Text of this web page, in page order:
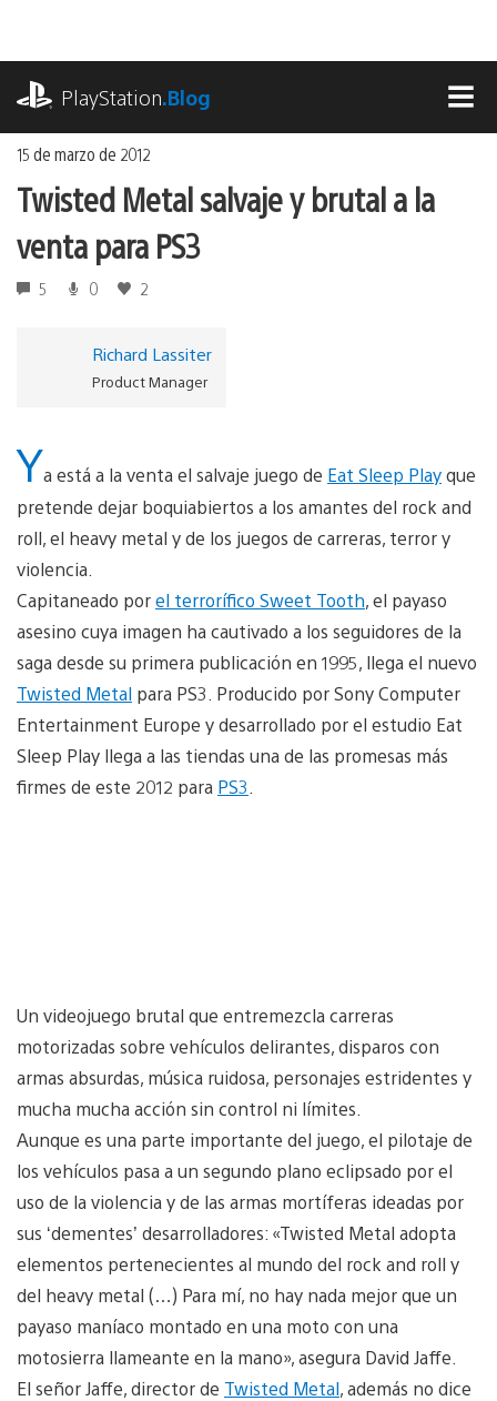
contenido
PlayStation.Blog
15 de marzo de 2012
Twisted Metal salvaje y brutal a la
venta para PS3
5 0 2
Richard Lassiter
Product Manager
Ya está a la venta el salvaje juego de Eat Sleep Playque
pretende dejar boquiabiertos a los amantes del rock and
roll, el heavy metal y de los juegos de carreras, terror y
violencia.
Capitaneado porel terrorífico Sweet Tooth, el payaso
asesino cuya imagen ha cautivado a los seguidores de la
saga desde su primera publicación en 1995, llega el nuevo
Twisted Metal para PS3. Producido por Sony Computer
Entertainment Europe y desarrollado por el estudio Eat
Sleep Play llega a las tiendas una de las promesas más
firmes de este 2012 para PS3
Un videojuego brutal que entremezcla carreras
motorizadas sobre vehículos delirantes, disparos con
armas absurdas, música ruidosa, personajes estridentes y
mucha mucha acción sin control ni límites.
Aunque es una parte importante del juego, el pilotaje de
los vehículos pasa a un segundo plano eclipsado por el
uso de la violencia y de las armas mortíferas ideadas por
sus ‘dementes’ desarrolladores: «Twisted Metal adopta
elementos pertenecientes al mundo del rock and roll y
del heavy metal (…) Para mí, no hay nada mejor que un
payaso maníaco montado en una moto con una
motosierra llameante en la mano», asegura David Jaffe.
El señor Jaffe, director de Twisted Metal, además no dice